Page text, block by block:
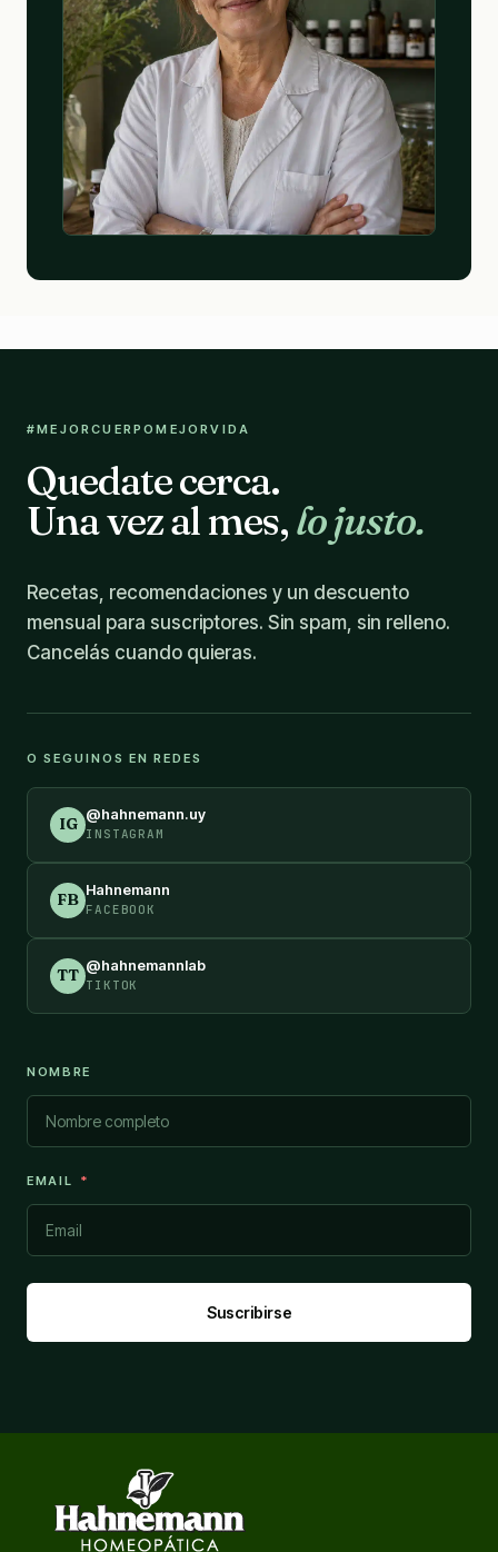
#MEJORCUERPOMEJORVIDA
Quedate cerca.
Una vez al mes,lo justo.
Recetas, recomendaciones y un descuento
mensual para suscriptores. Sin spam, sin relleno.
Cancelás cuando quieras.
O SEGUINOS EN REDES
IG
@hahnemann.uy
INSTAGRAM
FB
Hahnemann
FACEBOOK
TT
@hahnemannlab
TIKTOK
NOMBRE
EMAIL
Suscribirse